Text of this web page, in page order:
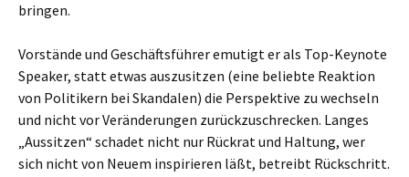
bringen.
Vorstände und Geschäftsführer emutigt er als Top-Keynote
Speaker, statt etwas auszusitzen (eine beliebte Reaktion
von Politikern bei Skandalen) die Perspektive zu wechseln
und nicht vor Veränderungen zurückzuschrecken. Langes
„Aussitzen“ schadet nicht nur Rückrat und Haltung, wer
sich nicht von Neuem inspirieren läßt, betreibt Rückschritt.